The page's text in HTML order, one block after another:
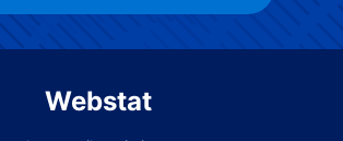
Webstat